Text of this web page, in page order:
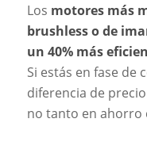
Los motores más
brushless o de
un 40% más
Si estás en fase de
diferencia de
no tanto en ahorro